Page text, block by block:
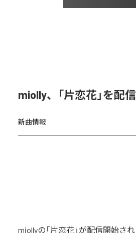
miolly、「片恋花」を配
新曲情報
miollyの「片恋花」が配信開始さ